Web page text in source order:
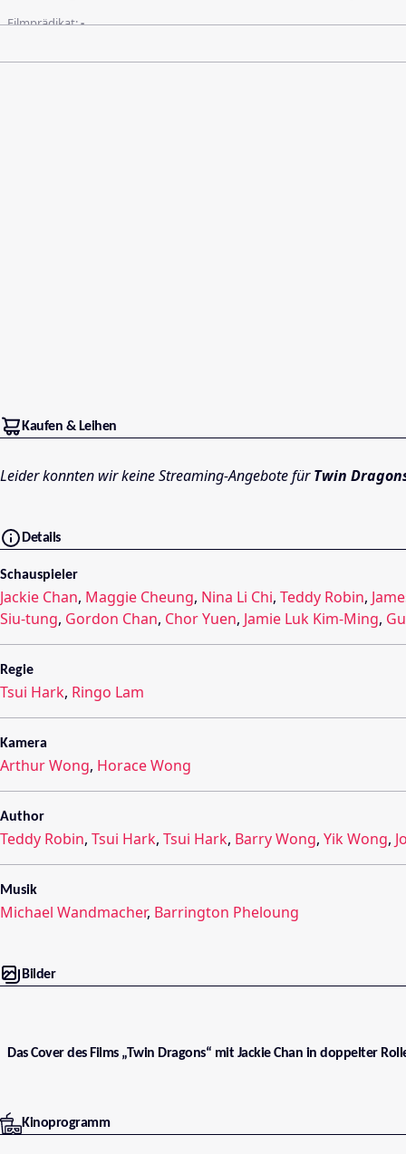
Filmprädikat:-
Kaufen & Leihen
Leider konnten wir keine Streaming-Angebote fürTwin
Details
Schauspieler
Jackie Chan, Maggie Cheung, Nina Li Chi, Teddy Robin,
Siu-tung, Gordon Chan, Chor Yuen, Jamie Luk Kim-Ming,
Regie
Tsui Hark, Ringo Lam
Kamera
Arthur Wong, Horace Wong
Author
Teddy Robin, Tsui Hark, Tsui Hark, Barry Wong, Yik Wong,
Musik
Michael Wandmacher, Barrington Pheloung
Bilder
Das Cover des Films „Twin Dragons“ mit Jackie Chan in doppelter
Kinoprogramm